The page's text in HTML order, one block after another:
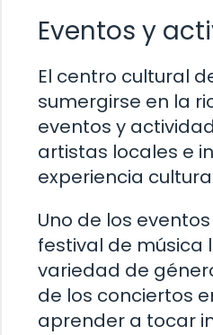
Eventos y
El centro cultural
sumergirse en la
eventos y
artistas locales e
experiencia
Uno de los
festival de música
variedad de
de los conciertos
aprender a tocar